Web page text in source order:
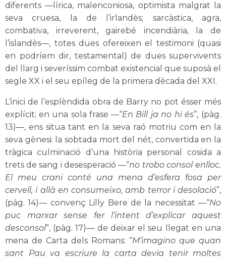
diferents —lírica, malenconiosa, optimista malgrat la
seva cruesa, la de l’irlandès; sarcàstica, agra,
combativa, irreverent, gairebé incendiària, la de
l’islandès—, totes dues ofereixen el testimoni (quasi
en podríem dir, testamental) de dues supervivents
del llarg i severíssim combat existencial que suposà el
segle XX i el seu epíleg de la primera dècada del XXI.
L’inici de l’esplèndida obra de Barry no pot ésser més
explícit; en una sola frase —“En Bill ja no hi és”, (pàg.
13)—, ens situa tant en la seva raó motriu com en la
seva gènesi: la sobtada mort del nét, convertida en la
tràgica culminació d’una història personal cosida a
trets de sang i desesperació —“no trobo consol enlloc.
El meu crani conté una mena d’esfera fosa per
cervell, i allà en consumeixo, amb terror i desolació”,
(pàg. 14)— convenç Lilly Bere de la necessitat —“No
puc marxar sense fer l’intent d’explicar aquest
desconsol”, (pàg. 17)— de deixar el seu llegat en una
mena de Carta dels Romans: “M’imagino que quan
sant Pau va escriure la carta devia tenir moltes